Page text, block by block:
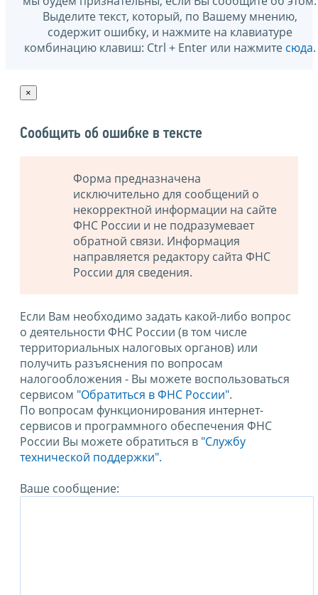
Выделите текст, который, по Вашему мнению,
содержит ошибку, и нажмите на клавиатуре
комбинацию клавиш: Ctrl + Enter или нажмите сюда.
×
Сообщить об ошибке в тексте
Форма предназначена
исключительно для сообщений о
некорректной информации на сайте
ФНС России и не подразумевает
обратной связи. Информация
направляется редактору сайта ФНС
России для сведения.
Если Вам необходимо задать какой-либо вопрос
о деятельности ФНС России (в том числе
территориальных налоговых органов) или
получить разъяснения по вопросам
налогообложения - Вы можете воспользоваться
сервисом "Обратиться в ФНС России".
По вопросам функционирования интернет-
сервисов и программного обеспечения ФНС
России Вы можете обратиться в "Службу
технической поддержки".
Ваше сообщение: